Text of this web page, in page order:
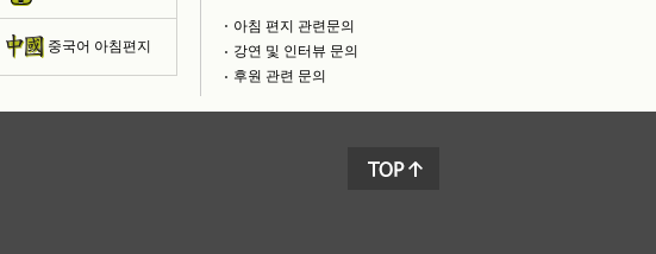
중국어 아침편지
아침 편지 관련문의
강연 및 인터뷰 문의
후원 관련 문의